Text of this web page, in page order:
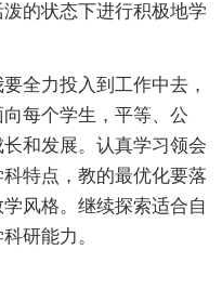
的状态下进行积极地学
全力投入到工作中去，
每个学生，平等、公
和发展。认真学习领会
特点，教的最优化要落
风格。继续探索适合自
研能力。